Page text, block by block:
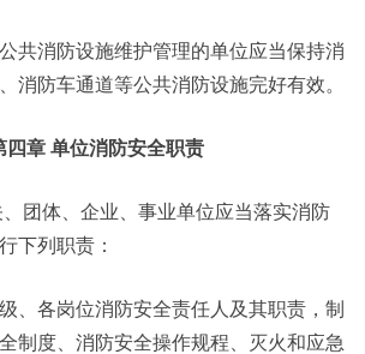
消防设施维护管理的单位应当保持消
消防车通道等公共消防设施完好有效。
四章 单位消防安全职责
团体、企业、事业单位应当落实消防
下列职责：
各岗位消防安全责任人及其职责，制
制度、消防安全操作规程、灭火和应急